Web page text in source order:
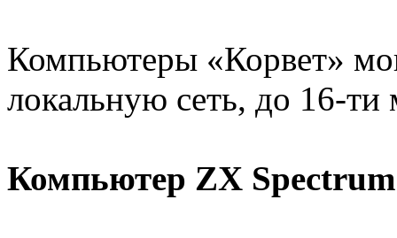
Компьютеры «Корвет»
локальную сеть, до 16-
Компьютер ZX Spectrum